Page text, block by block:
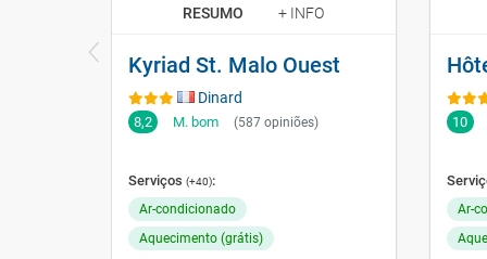
RESUMO + INFO
Kyriad St. Malo Ouest
Dinard
8,2 M. bom (587 opiniões)
Serviços (+40):
Ar-condicionado
Aquecimento (grátis)
10
Ar-